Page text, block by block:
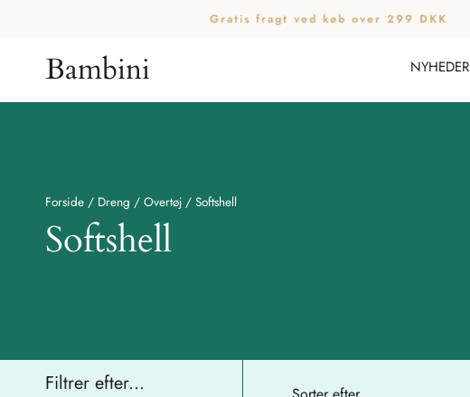
Gratis fragt ved køb over 299 DKK
Bambini NYHEDER
Din kurv er tom.
Køb for200,00kr. mere for gratis fragt
Forside / Dreng / Overtøj / Softshell
Softshell
Filtrer efter...